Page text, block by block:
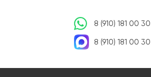
8 (910) 181 00 30
8 (910) 181 00 30